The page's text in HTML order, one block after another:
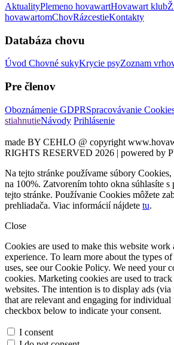
AktualityPlemeno hovawartHovawart klub
hovawartomChovRázcestieKontakty
Databáza chovu
Úvod Chovné sukyKrycie psyZoznam
Pre členov
Oboznámenie GDPRSpracovávanie
stiahnutieNávody Prihlásenie
made BY CEHLO @ copyright
RIGHTS RESERVED 2026 | powered by
Na tejto stránke používame súbory
na 100%. Zatvorením tohto okna súhlasíte
tejto stránke. Používanie Cookies môžete
prehliadača. Viac informácií nájdete tu.
Close
Cookies are used to make this website work
experience. To learn more about the types
uses, see our Cookie Policy. We need your
cookies. Marketing cookies are used to
websites. The intention is to display ads
that are relevant and engaging for individual
checkbox below to indicate your consent.
I consent